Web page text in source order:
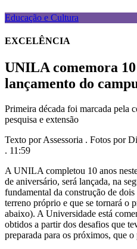
Educação e Cultura
EXCELÊNCIA
UNILA comemora 10
lançamento do
Primeira década foi marcada pela
pesquisa e extensão
Texto por Assessoria . Fotos por
. 11:59
A UNILA completou 10 anos
de aniversário, será lançada, na
fundamental da construção de
terreno próprio e que se tornará o
abaixo). A Universidade está
obtidos a partir dos desafios que
preparada para os próximos, que